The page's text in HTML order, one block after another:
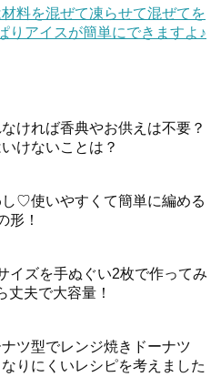
料を混ぜて凍らせて混ぜてを
りアイスが簡単にできますよ♪
ければ香典やお供えは不要？
けないことは？
♡使いやすくて簡単に編める
形！
イズを手ぬぐい2枚で作ってみ
丈夫で大容量！
ナツ型でレンジ焼きドーナツ
りにくいレシピを考えました